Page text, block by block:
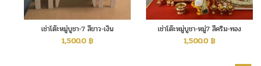
เช่าโต๊ะหมู่บูชา-7 สีขาว-เงิน
1,500.0 ฿
เช่าโต๊ะหมู่บูชา-หมู่7 สีครีม-ทอง
1,500.0 ฿